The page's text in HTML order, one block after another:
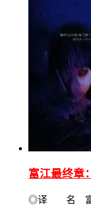
富江最终章
◎译 名 富江